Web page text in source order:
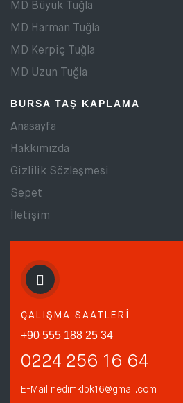
MD Büyük Tuğla
MD Harman Tuğla
MD Kerpiç Tuğla
MD Uzun Tuğla
BURSA TAŞ KAPLAMA
Anasayfa
Hakkımızda
Gizlilik Sözleşmesi
Sepet
İletişim
ÇALIŞMA SAATLERİ
+90 555 188 25 34
0224 256 16 64
E-Mail nedimklbk16@gmail.com